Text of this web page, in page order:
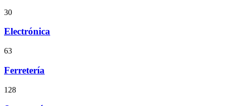
30
Electrónica
63
Ferretería
128